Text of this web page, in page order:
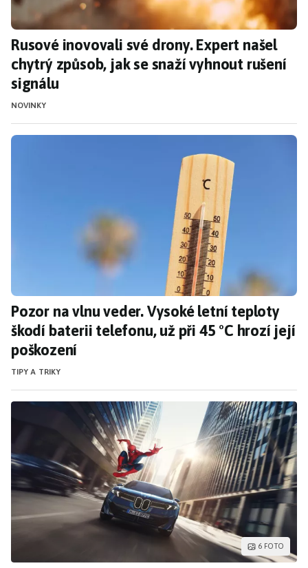
Rusové inovovali své drony. Expert našel
chytrý způsob, jak se snaží vyhnout rušení
signálu
NOVINKY
Pozor na vlnu veder. Vysoké letní teploty
Pozor na vlnu veder. Vysoké letní teploty
škodí baterii telefonu, už při 45 °C hrozí její
poškození
TIPY A TRIKY
BMW porušilo slib řidičům. Po
6 FOTO